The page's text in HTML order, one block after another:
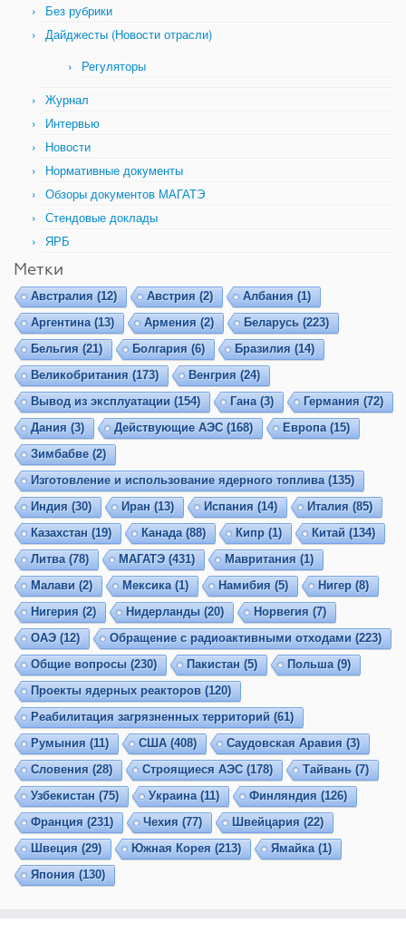
Без рубрики
Дайджесты (Новости отрасли)
Регуляторы
Журнал
Интервью
Новости
Нормативные документы
Обзоры документов МАГАТЭ
Стендовые доклады
ЯРБ
Метки
Австралия (12) Австрия (2) Албания (1)
Аргентина(13) Армения (2) Беларусь (223)
Бельгия (21) Болгария (6) Бразилия (14)
Великобритания (173) Венгрия (24)
Вывод из эксплуатации (154) Гана(3) Германия (72)
Дания (3) Действующие АЭС(168) Европа(15)
Зимбабве (2)
Изготовление и использование ядерного топлива(135)
Индия (30) Иран (13) Испания (14) Италия (85)
Казахстан (19) Канада(88) Кипр (1) Китай (134)
Литва(78) МАГАТЭ(431) Мавритания (1)
Малави (2) Мексика(1) Намибия (5) Нигер (8)
Нигерия (2) Нидерланды (20) Норвегия (7)
ОАЭ(12) Обращение с радиоактивными отходами (223)
Общие вопросы (230) Пакистан (5) Польша(9)
Проекты ядерных реакторов (120)
Реабилитация загрязненных территорий (61)
Румыния (11) США (408) Саудовская Аравия (3)
Словения (28) Строящиеся АЭС(178) Тайвань (7)
Узбекистан (75) Украина(11) Финляндия (126)
Франция (231) Чехия (77) Швейцария (22)
Швеция (29) Южная Корея (213) Ямайка(1)
Япония (130)